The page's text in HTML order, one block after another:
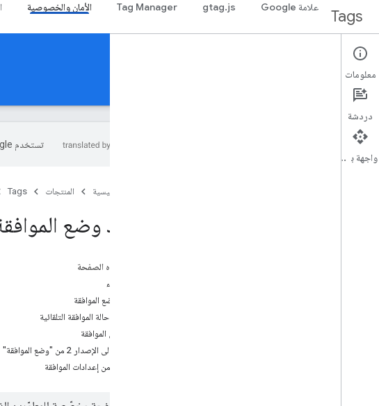
Tags علامة Google gtag.js
Tag Manager الأمان والخصوصية
Security & Privacy
المفاهيم وأفضل الممارسات
تستخدم Google تكنولوجيا الذكاء الاصطناعي لترجمة المحتوى إلى لغتك المفضّلة، وقد تتضمّن بعض الأخطاء.
الصفحة الرئيسية المنتجات Tags
إعداد وضع
على هذه الصفحة
قبل البدء
إعداد وضع الموافقة
ضبط حالة الموافقة التلقائية
تعديل الموافقة
الترقية إلى الإصدار 2 من "وضع الموافقة"
التحقّق من إعدادات الموافقة
معلومات
دردشة
واجهة برمجة التطبيقات